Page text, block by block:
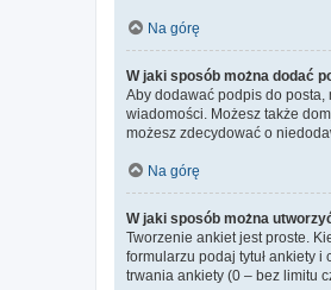
Na górę
W jaki sposób można dodać
Aby dodawać podpis do posta,
wiadomości. Możesz także
możesz zdecydować o
Na górę
W jaki sposób można
Tworzenie ankiet jest proste.
formularzu podaj tytuł ankiety
trwania ankiety (0 – bez limitu